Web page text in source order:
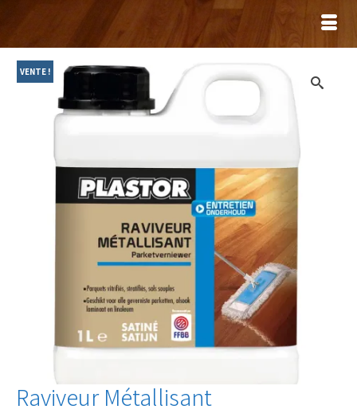
VENTE !
Raviveur Métallisant